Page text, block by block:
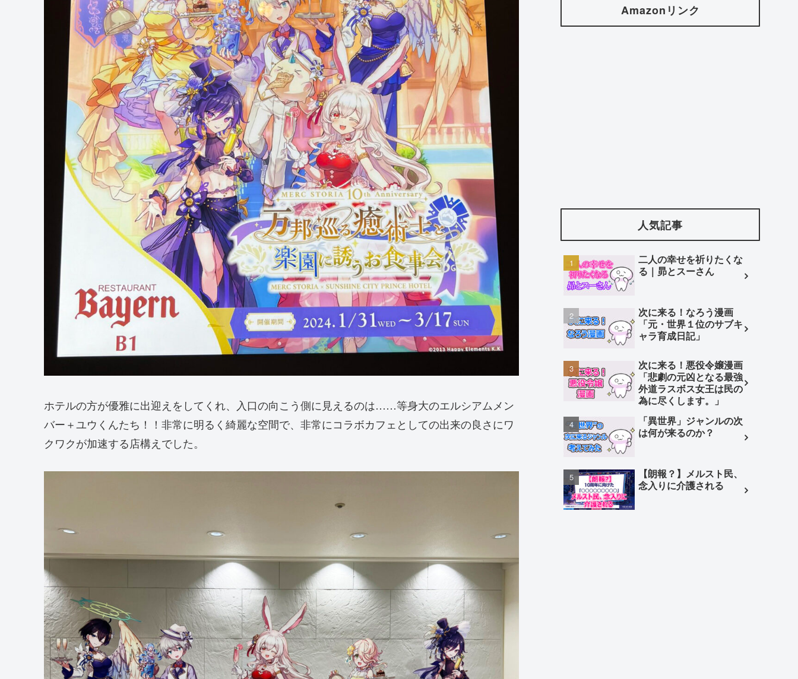
ホテルの方が優雅に出迎えをしてくれ、入口の向こう側に見えるのは……等身大のエルシアムメン
バー＋ユウくんたち！！非常に明るく綺麗な空間で、非常にコラボカフェとしての出来の良さにワ
クワクが加速する店構えでした。
Amazonリンク
人気記事
二人の幸せを祈りたくな
る｜昴とスーさん
次に来る！なろう漫画
「元・世界１位のサブキ
ャラ育成日記」
次に来る！悪役令嬢漫画
「悲劇の元凶となる最強
外道ラスボス女王は民の
為に尽くします。」
「異世界」ジャンルの次
は何が来るのか？
【朗報？】メルスト民、
念入りに介護される